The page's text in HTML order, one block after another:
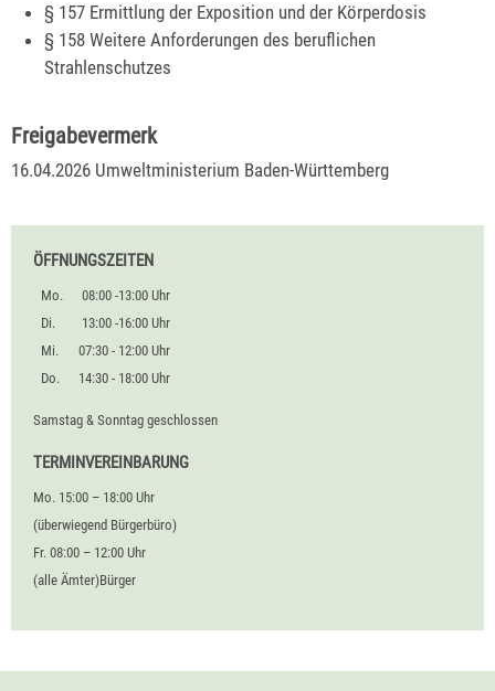
§ 157 Ermittlung der Exposition und der Körperdosis
§ 158 Weitere Anforderungen des beruflichen
Strahlenschutzes
Freigabevermerk
16.04.2026 Umweltministerium Baden-Württemberg
ÖFFNUNGSZEITEN
Mo.
08:00 -13:00 Uhr
Di.
13:00 -16:00 Uhr
Mi.
07:30 - 12:00 Uhr
Do.
14:30 - 18:00 Uhr
Samstag & Sonntag geschlossen
TERMINVEREINBARUNG
Mo. 15:00 – 18:00 Uhr
(überwiegend Bürgerbüro)
Fr. 08:00 – 12:00 Uhr
(alle Ämter)Bürger